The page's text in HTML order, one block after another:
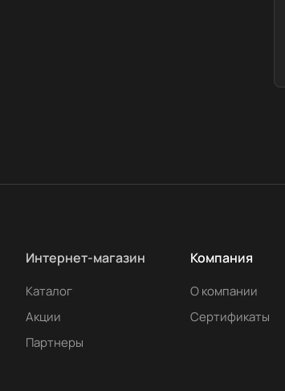
Интернет-магазин
Каталог
Акции
Партнеры
Компания
О компании
Сертификаты